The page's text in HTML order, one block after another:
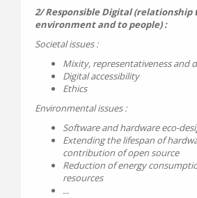
2/ Responsible Digital (relationship
environment and to people) :
Societal issues :
Mixity, representativeness and
Digital accessibility
Ethics
Environmental issues :
Software and hardware eco-
Extending the lifespan of
contribution of open source
Reduction of energy
resources
...